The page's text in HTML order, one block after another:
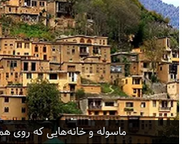
ماسوله و خانه‌هایی که روی